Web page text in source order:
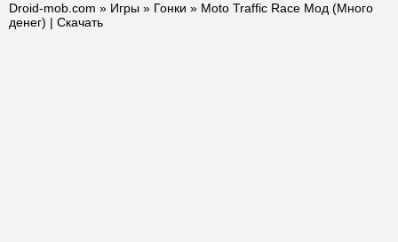
Droid-mob.com » Игры » Гонки » Moto Traffic Race Мод (Много
денег) | Скачать